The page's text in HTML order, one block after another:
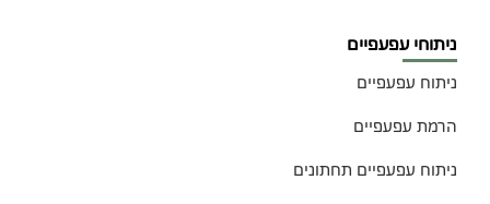
ניתוחי עפעפיים
ניתוח עפעפיים
הרמת עפעפיים
ניתוח עפעפיים תחתונים